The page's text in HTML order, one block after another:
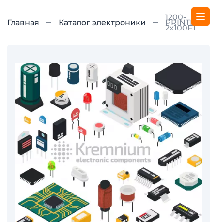
Главная Каталог электроники
1200-
PRINTED-
2x100FT